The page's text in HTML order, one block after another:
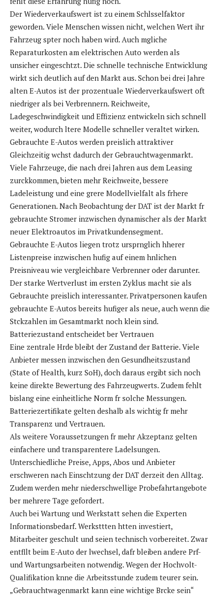
Der Wiederverkaufswert ist zu einem Schlsselfaktor
geworden. Viele Menschen wissen nicht, welchen Wert ihr
Fahrzeug spter noch haben wird. Auch mgliche
Reparaturkosten am elektrischen Auto werden als
unsicher eingeschtzt. Die schnelle technische Entwicklung
wirkt sich deutlich auf den Markt aus. Schon bei drei Jahre
alten E-Autos ist der prozentuale Wiederverkaufswert oft
niedriger als bei Verbrennern. Reichweite,
Ladegeschwindigkeit und Effizienz entwickeln sich schnell
weiter, wodurch ltere Modelle schneller veraltet wirken.
Gebrauchte E-Autos werden preislich attraktiver
Gleichzeitig wchst dadurch der Gebrauchtwagenmarkt.
Viele Fahrzeuge, die nach drei Jahren aus dem Leasing
zurckkommen, bieten mehr Reichweite, bessere
Ladeleistung und eine grere Modellvielfalt als frhere
Generationen. Nach Beobachtung der DAT ist der Markt fr
gebrauchte Stromer inzwischen dynamischer als der Markt
neuer Elektroautos im Privatkundensegment.
Gebrauchte E-Autos liegen trotz ursprnglich hherer
Listenpreise inzwischen hufig auf einem hnlichen
Preisniveau wie vergleichbare Verbrenner oder darunter.
Der starke Wertverlust im ersten Zyklus macht sie als
Gebrauchte preislich interessanter. Privatpersonen kaufen
gebrauchte E-Autos bereits hufiger als neue, auch wenn die
Stckzahlen im Gesamtmarkt noch klein sind.
Batteriezustand entscheidet ber Vertrauen
Eine zentrale Hrde bleibt der Zustand der Batterie. Viele
Anbieter messen inzwischen den Gesundheitszustand
(State of Health, kurz SoH), doch daraus ergibt sich noch
keine direkte Bewertung des Fahrzeugwerts. Zudem fehlt
bislang eine einheitliche Norm fr solche Messungen.
Batteriezertifikate gelten deshalb als wichtig fr mehr
Transparenz und Vertrauen.
Als weitere Voraussetzungen fr mehr Akzeptanz gelten
einfachere und transparentere Ladelsungen.
Unterschiedliche Preise, Apps, Abos und Anbieter
erschweren nach Einschtzung der DAT derzeit den Alltag.
Zudem werden mehr niederschwellige Probefahrtangebote
ber mehrere Tage gefordert.
Auch bei Wartung und Werkstatt sehen die Experten
Informationsbedarf. Werksttten htten investiert,
Mitarbeiter geschult und seien technisch vorbereitet. Zwar
entfllt beim E-Auto der lwechsel, dafr bleiben andere Prf-
und Wartungsarbeiten notwendig. Wegen der Hochvolt-
Qualifikation knne die Arbeitsstunde zudem teurer sein.
„Gebrauchtwagenmarkt kann eine wichtige Brcke sein“